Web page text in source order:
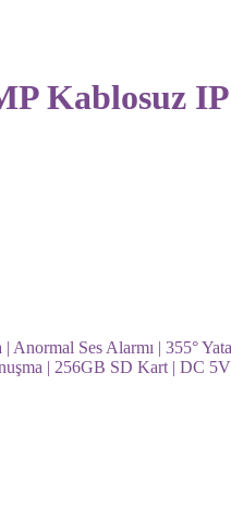
Kablosuz
| Anormal Ses Alarmı |
| 256GB SD Kart | DC